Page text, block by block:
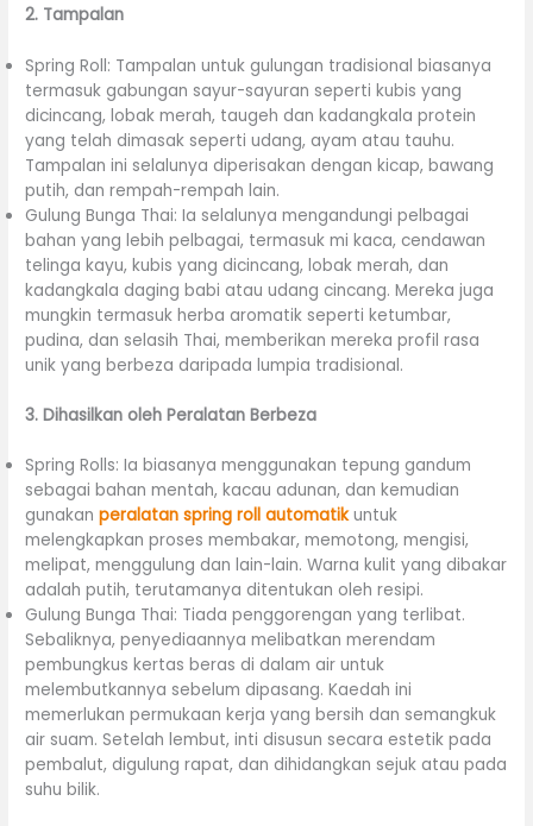
2. Tampalan
Spring Roll: Tampalan untuk gulungan tradisional biasanya
termasuk gabungan sayur-sayuran seperti kubis yang
dicincang, lobak merah, taugeh dan kadangkala protein
yang telah dimasak seperti udang, ayam atau tauhu.
Tampalan ini selalunya diperisakan dengan kicap, bawang
putih, dan rempah-rempah lain.
Gulung Bunga Thai: Ia selalunya mengandungi pelbagai
bahan yang lebih pelbagai, termasuk mi kaca, cendawan
telinga kayu, kubis yang dicincang, lobak merah, dan
kadangkala daging babi atau udang cincang. Mereka juga
mungkin termasuk herba aromatik seperti ketumbar,
pudina, dan selasih Thai, memberikan mereka profil rasa
unik yang berbeza daripada lumpia tradisional.
3. Dihasilkan oleh Peralatan Berbeza
Spring Rolls: Ia biasanya menggunakan tepung gandum
sebagai bahan mentah, kacau adunan, dan kemudian
gunakanperalatan spring roll automatikuntuk
melengkapkan proses membakar, memotong, mengisi,
melipat, menggulung dan lain-lain. Warna kulit yang dibakar
adalah putih, terutamanya ditentukan oleh resipi.
Gulung Bunga Thai: Tiada penggorengan yang terlibat.
Sebaliknya, penyediaannya melibatkan merendam
pembungkus kertas beras di dalam air untuk
melembutkannya sebelum dipasang. Kaedah ini
memerlukan permukaan kerja yang bersih dan semangkuk
air suam. Setelah lembut, inti disusun secara estetik pada
pembalut, digulung rapat, dan dihidangkan sejuk atau pada
suhu bilik.